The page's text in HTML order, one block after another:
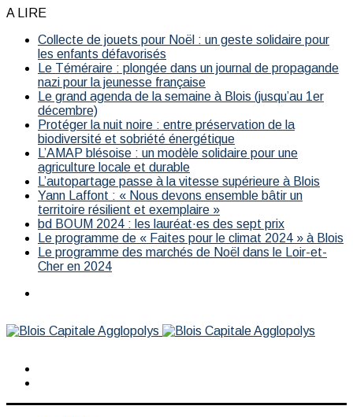
A LIRE
Collecte de jouets pour Noël : un geste solidaire pour
les enfants défavorisés
Le Téméraire : plongée dans un journal de propagande
nazi pour la jeunesse française
Le grand agenda de la semaine à Blois (jusqu’au 1er
décembre)
Protéger la nuit noire : entre préservation de la
biodiversité et sobriété énergétique
L’AMAP blésoise : un modèle solidaire pour une
agriculture locale et durable
L’autopartage passe à la vitesse supérieure à Blois
Yann Laffont : « Nous devons ensemble bâtir un
territoire résilient et exemplaire »
bd BOUM 2024 : les lauréat·es des sept prix
Le programme de « Faites pour le climat 2024 » à Blois
Le programme des marchés de Noël dans le Loir-et-
Cher en 2024